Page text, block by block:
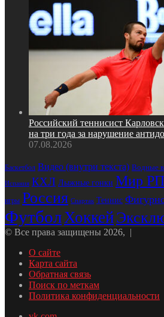
Российский теннисист
на три года за нарушение
07.08.2026
Баскетбол Видео (внутри текста) Водные
Испания КХЛ Лыжные гонки Мир
игры Россия Спартак Теннис
ФутболХоккей
© Все права защищены 2026, |
О сайте
Карта сайта
Обратная связь
Поиск по меткам
Политика конфиденциальности